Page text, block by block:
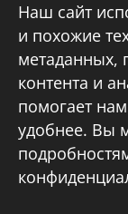
Наш сайт
и похожие
метаданных,
контента и
помогает
удобнее. Вы